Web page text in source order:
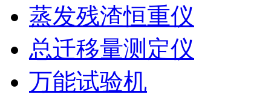
蒸发残渣恒重仪
总迁移量测定仪
万能试验机